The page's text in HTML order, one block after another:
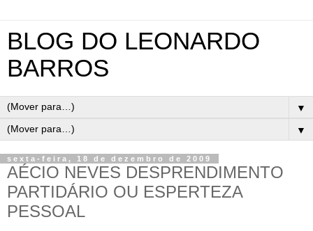
BLOG DO LEONARDO
BARROS
▼
▼
sexta-feira, 18 de dezembro de 2009
AÉCIO NEVES DESPRENDIMENTO
PARTIDÁRIO OU ESPERTEZA
PESSOAL